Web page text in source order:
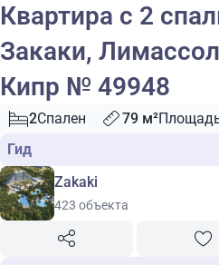
Квартира с 2
Закаки,
Кипр № 49948
2Спален 79 м²
Гид
Zakaki
423 объекта